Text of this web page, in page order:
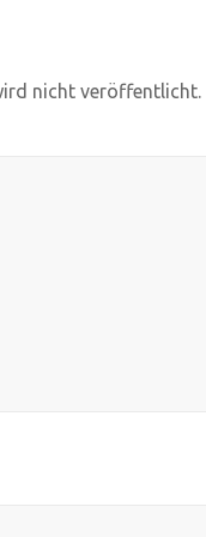
nicht veröffentlicht.